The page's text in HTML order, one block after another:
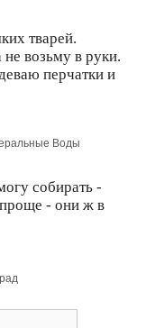
тварей.
возьму в руки.
перчатки и
Воды
собирать -
проще - они ж в